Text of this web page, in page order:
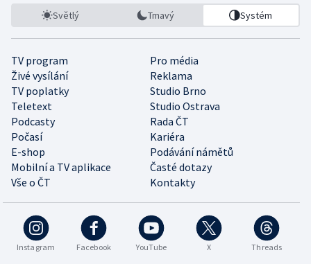
Světlý Tmavý Systém
TV program
Pro média
Živé vysílání
Reklama
TV poplatky
Studio Brno
Teletext
Studio Ostrava
Podcasty
Rada ČT
Počasí
Kariéra
E-shop
Podávání námětů
Mobilní a TV aplikace
Časté dotazy
Vše o ČT
Kontakty
Instagram Facebook YouTube X Threads